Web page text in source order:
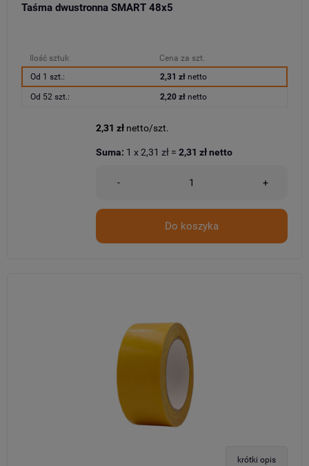
Taśma dwustronna SMART 48x5
Ilość sztuk
Cena za szt.
Od 1 szt.:
2,31 złnetto
Od 52 szt.: 2,20 złnetto
2,31 zł netto/szt.
- +
Do koszyka
Suma: 1 x2,31 zł = 2,31 złnetto
krótki opis